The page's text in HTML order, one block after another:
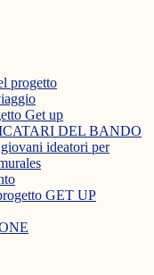
progetto
Get up
DEL BANDO
ideatori per
GET UP